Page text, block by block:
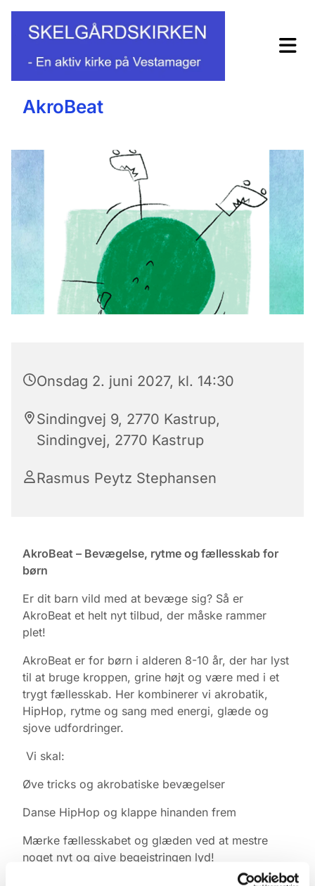
AkroBeat
Onsdag 2. juni 2027, kl. 14:30
Sindingvej 9, 2770 Kastrup,
Sindingvej, 2770 Kastrup
Rasmus Peytz Stephansen
AkroBeat – Bevægelse, rytme og fællesskab for
børn
Er dit barn vild med at bevæge sig? Så er
AkroBeat et helt nyt tilbud, der måske rammer
plet!
AkroBeat er for børn i alderen 8-10 år, der har lyst
til at bruge kroppen, grine højt og være med i et
trygt fællesskab. Her kombinerer vi akrobatik,
HipHop, rytme og sang med energi, glæde og
sjove udfordringer.
Vi skal:
Øve tricks og akrobatiske bevægelser
Danse HipHop og klappe hinanden frem
Mærke fællesskabet og glæden ved at mestre
noget nyt og give begejstringen lyd!